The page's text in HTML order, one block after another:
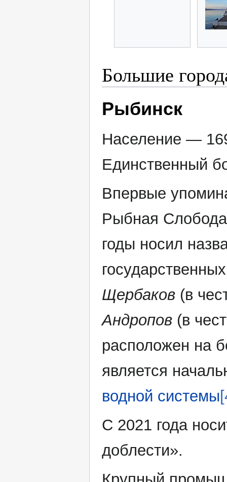
Большие
Рыбинск
Население —
Единственный
Впервые
Рыбная
годы носил
Щербаков (в
Андропов (в
расположен на
является
водной системы
С 2021 года
доблести».